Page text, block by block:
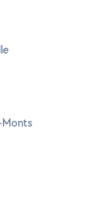
Monts